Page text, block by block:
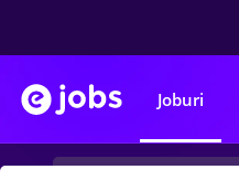
Joburi